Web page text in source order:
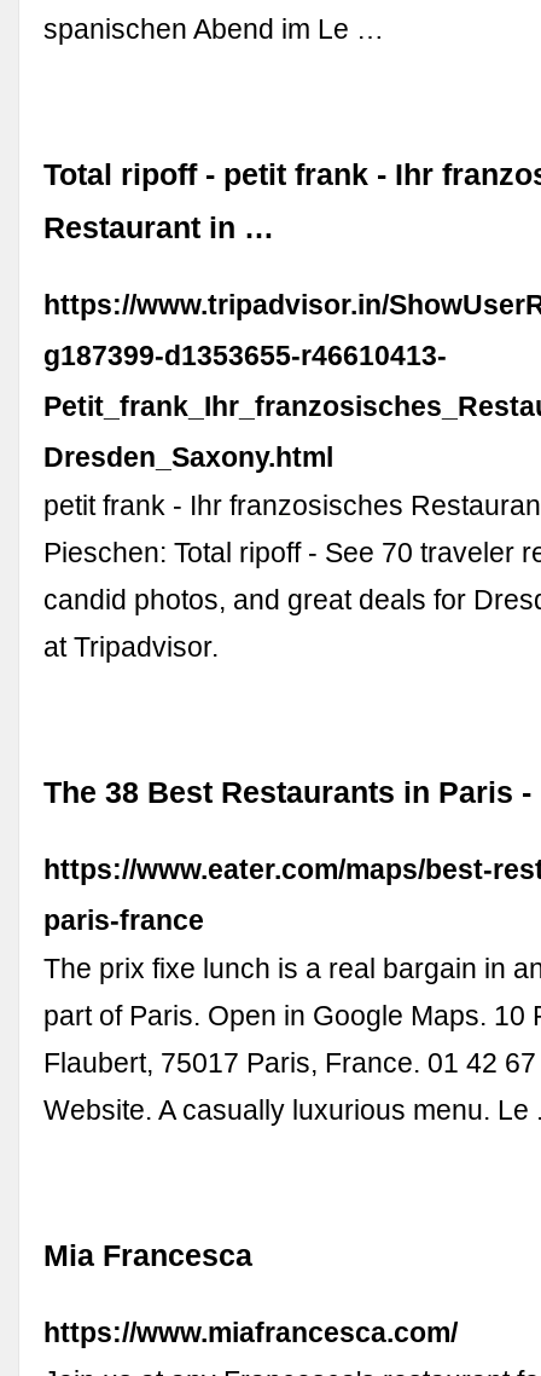
spanischen Abend im Le …
Total ripoff - petit frank - Ihr
Restaurant in …
https://www.tripadvisor.in/
g187399-d1353655-r46610413-
Dresden_Saxony.html
petit frank - Ihr franzosisches
Pieschen: Total ripoff - See 70 traveler
candid photos, and great deals for
at Tripadvisor.
The 38 Best Restaurants in Paris -
https://www.eater.com/maps/best-
paris-france
The prix fixe lunch is a real bargain in
part of Paris. Open in Google Maps. 10
Flaubert, 75017 Paris, France. 01 42
Website. A casually luxurious menu. Le
Mia Francesca
https://www.miafrancesca.com/